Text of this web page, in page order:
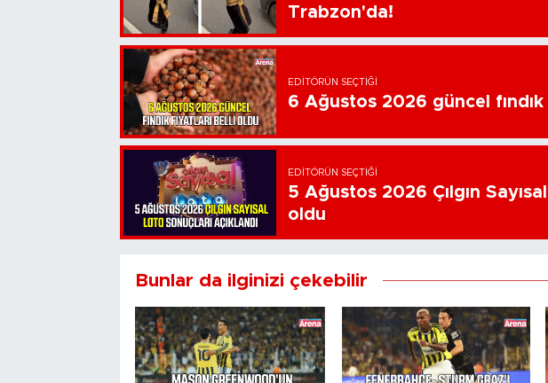
Trabzon'da!
EDITÖRÜN SEÇTIĞI
6 Ağustos 2026 güncel
EDITÖRÜN SEÇTIĞI
5 Ağustos 2026 Çılgın
oldu
Bunlar da ilginizi çekebilir